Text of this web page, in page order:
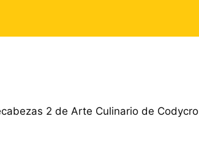
2 de Arte Culinario de